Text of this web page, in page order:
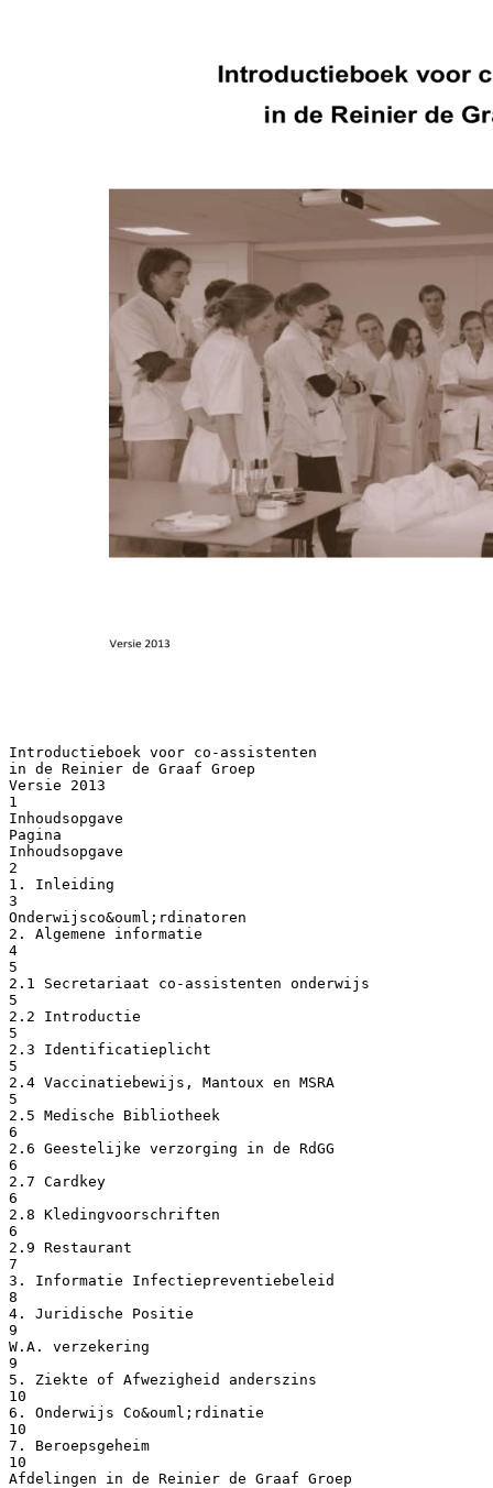
Introductieboek voor co-assistenten
in de Reinier de Graaf Groep
Versie 2013
1
Inhoudsopgave
Pagina
Inhoudsopgave
2
1. Inleiding
3
Onderwijsco&ouml;rdinatoren
2. Algemene informatie
4
5
2.1 Secretariaat co-assistenten onderwijs
5
2.2 Introductie
5
2.3 Identificatieplicht
5
2.4 Vaccinatiebewijs, Mantoux en MSRA
5
2.5 Medische Bibliotheek
6
2.6 Geestelijke verzorging in de RdGG
6
2.7 Cardkey
6
2.8 Kledingvoorschriften
6
2.9 Restaurant
7
3. Informatie Infectiepreventiebeleid
8
4. Juridische Positie
9
W.A. verzekering
9
5. Ziekte of Afwezigheid anderszins
10
6. Onderwijs Co&ouml;rdinatie
10
7. Beroepsgeheim
10
Afdelingen in de Reinier de Graaf Groep